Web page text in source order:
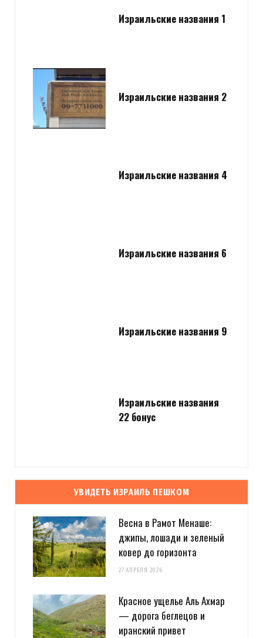
Израильские названия 1
Израильские названия 2
Израильские названия 4
Израильские названия 6
Израильские названия 9
Израильские названия
22 бонус
УВИДЕТЬ ИЗРАИЛЬ ПЕШКОМ
Весна в Рамот Менаше:
джипы, лошади и зеленый
ковер до горизонта
27 АПРЕЛЯ 2026
Красное ущелье Аль Ахмар
— дорога беглецов и
иранский привет